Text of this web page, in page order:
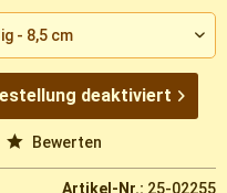
deaktiviert
Bewerten
Artikel-Nr.: 25-02255